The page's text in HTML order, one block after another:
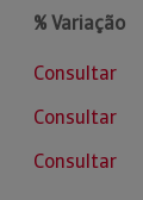
% Variação
Consultar
Consultar
Consultar